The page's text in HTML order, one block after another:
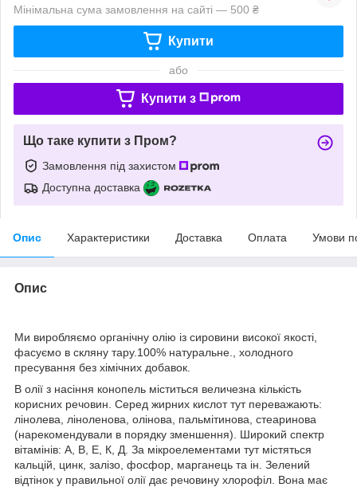
Мінімальна сума замовлення на сайті — 500 ₴
Купити
або
Купити з
Що таке купити з Пром?
Замовлення під захистом
Доступна доставка
Опис Характеристики Доставка Оплата Умови
Опис
Ми виробляємо органічну олію із сировини високої якості,
фасуємо в скляну тару.100% натуральне., холодного
пресування без хімічних добавок.
В олії з насіння конопель міститься величезна кількість
корисних речовин. Серед жирних кислот тут переважають:
лінолева, ліноленова, олінова, пальмітинова, стеаринова
(нарекомендували в порядку зменшення). Широкий спектр
вітамінів: А, В, Е, К, Д. За мікроелементами тут містяться
кальцій, цинк, залізо, фосфор, марганець та ін. Зелений
відтінок у правильної олії дає речовину хлорофіл. Вона має